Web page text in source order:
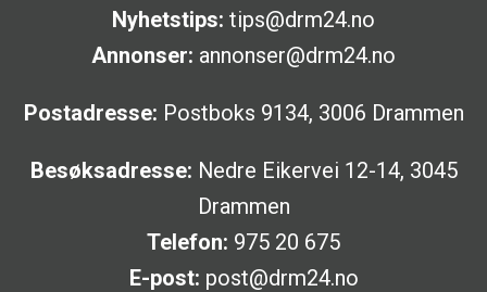
Nyhetstips: tips@drm24.no
Annonser: annonser@drm24.no
Postadresse: Postboks 9134, 3006 Drammen
Besøksadresse: Nedre Eikervei 12-14, 3045
Drammen
Telefon: 975 20 675
E-post: post@drm24.no